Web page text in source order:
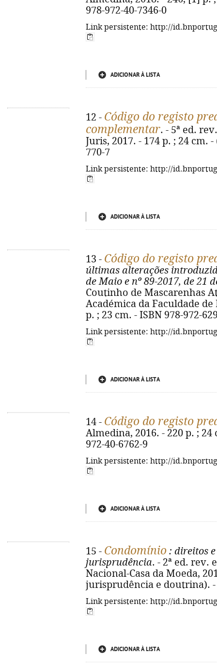
978-972-40-7346-0
Link persistente: http://
ADICIONAR À LISTA
12 - Código do registo
complementar. - 5ª ed.
Juris, 2017. - 174 p. ; 24 cm.
770-7
Link persistente: http://
ADICIONAR À LISTA
13 - Código do registo
últimas alterações
de Maio e nº 89-2017, de 21
Coutinho de Mascarenhas
Académica da Faculdade
p. ; 23 cm. - ISBN 978-972-
Link persistente: http://
ADICIONAR À LISTA
14 - Código do registo
Almedina, 2016. - 220 p. ; 24
972-40-6762-9
Link persistente: http://
ADICIONAR À LISTA
15 - Condomínio : direitos
jurisprudência. - 2ª ed. rev.
Nacional-Casa da Moeda,
jurisprudência e doutrina). -
Link persistente: http://
ADICIONAR À LISTA